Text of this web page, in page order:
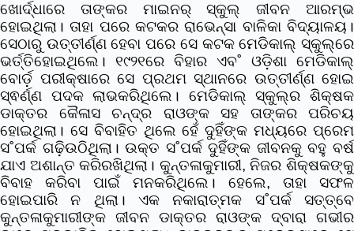
ଖୋର୍ଦ୍ଧାରେ ତାଙ୍କର ମାଇନର‌୍‌ ସ୍କୁଲ୍‌ ଜୀବନ ଆରମ୍ଭ
ହୋଇଥିଲା। ତାହା ପରେ କଟକର ରାଭେନ୍‌ସା ବାଳିକା ବିଦ୍ୟାଳୟ।
ସେଠାରୁ ଉତ୍ତୀର୍ଣ୍ଣ ହେବା ପରେ ସେ କଟକ ମେଡିକାଲ୍‌ ସ୍କୁଲ୍‌ରେ
ଭର୍ତ୍ତିହୋଇଥିଲେ। ୧୯୨୧ରେ ବିହାର ଏବ˚ ଓଡ଼ିଶା ମେଡିକାଲ୍‌
ବୋର୍ଡ଼ ପରୀକ୍ଷାରେ ସେ ପ୍ରଥମ ସ୍ଥାନରେ ଉତ୍ତୀର୍ଣ୍ଣ ହୋଇ
ସ୍ଵର୍ଣ୍ଣ ପଦକ ଲାଭକରିଥିଲେ। ମେଡିକାଲ୍‌ ସ୍କୁଲ୍‌ର ଶିକ୍ଷକ
ଡାକ୍ତର କୈଳାସ ଚନ୍ଦ୍ର ରାଓଙ୍କ ସହ ତାଙ୍କର ପରିଚୟ
ହୋଇଥିଲା। ସେ ବିବାହିତ ଥିଲେ ହେଁ ଦୁହିଁଙ୍କ ମଧ୍ୟରେ ପ୍ରେମ
ସ˚ପର୍କ ଗଢ଼ିଉଠିଥିଲା। ଉକ୍ତ ସ˚ପର୍କ ଦୁହିଁଙ୍କ ଜୀବନକୁ ବହୁ ବର୍ଷ
ଯାଏ ଅଶାନ୍ତ କରିରଖିଥିଲା। କୁନ୍ତଳାକୁମାରୀ, ନିଜର ଶିକ୍ଷକଙ୍କୁ
ବିବାହ କରିବା ପାଇଁ ମନକରିଥିଲେ। ହେଲେ, ତାହା ସଫଳ
ହୋଇପାରି ନ ଥିଲା। ଏକ ନକାରାତ୍ମକ ସ˚ପର୍କ ସତ୍ତ୍ବେ
କୁନ୍ତଳାକୁମାରୀଙ୍କ ଜୀବନ ଡାକ୍ତର ରାଓଙ୍କ ଦ୍ବାରା ଗଭୀର